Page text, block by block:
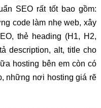
SEO rất tốt bao gồm:
code làm nhẹ web, xây
thẻ heading (H1, H2,
description, alt, title cho
hosting bên em còn có
những nơi hosting giá rẽ